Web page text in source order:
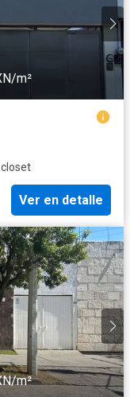
m²
Ver en detalle
m²